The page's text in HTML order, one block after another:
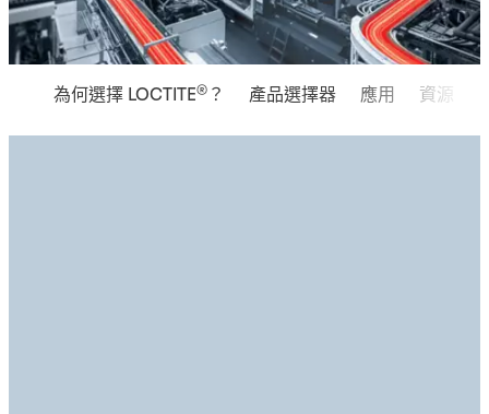
為何選擇 LOCTITE® ？ 產品選擇器 應用 資源